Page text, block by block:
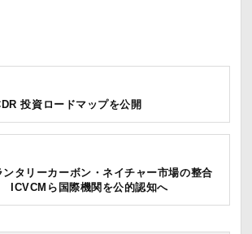
投資ロードマップを公開
ンタリーカーボン・ネイチャー市場の整合
ICVCMら国際機関を公的認知へ